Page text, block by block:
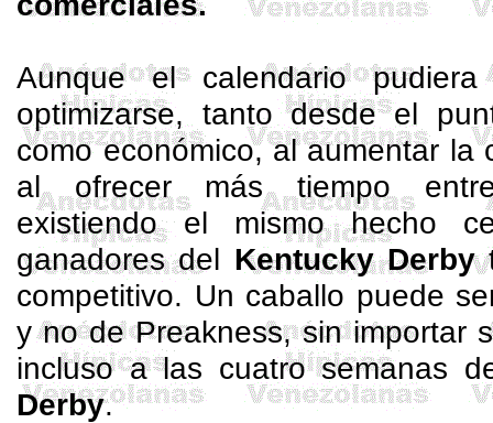
Aunque el calendario
optimizarse, tanto desde el
como económico, al aumentar la
al ofrecer más tiempo
existiendo el mismo hecho
ganadores del Kentucky Derby
competitivo. Un caballo puede
y no dePreakness, sin importar
incluso a las cuatro semanas
Derby.